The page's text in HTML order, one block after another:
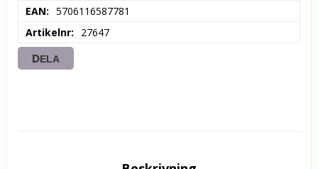
EAN
5706116587781
Artikelnr
27647
DELA